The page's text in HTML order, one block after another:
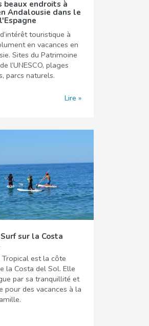
beaux endroits à
Andalousie dans le
touristique à
en vacances en
Sites du Patrimoine
l’UNESCO, plages
parcs naturels.
Lire
sur la Costa
Tropical est la côte
la Costa del Sol. Elle
par sa tranquillité et
pour des vacances à la